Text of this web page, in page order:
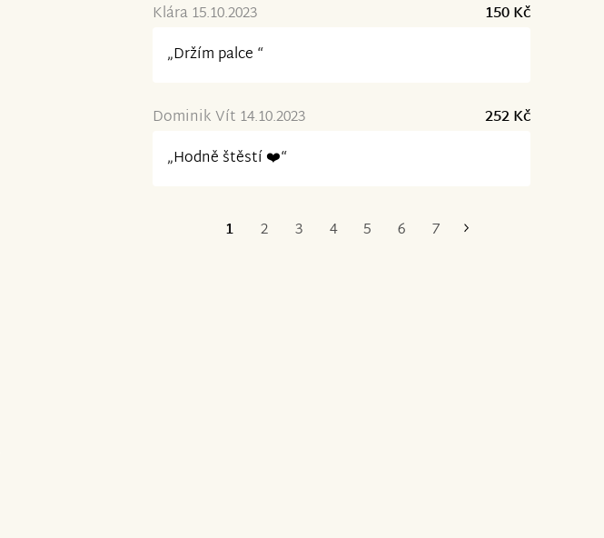
Klára 15.10.2023
150 Kč
„Držím palce “
Dominik Vít 14.10.2023
252 Kč
„Hodně štěstí ❤️“
1 2 3 4 5 6 7